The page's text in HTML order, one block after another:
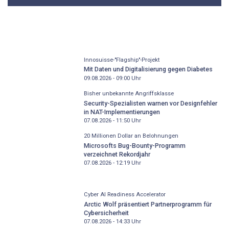
Innosuisse-"Flagship"-Projekt
Mit Daten und Digitalisierung gegen Diabetes
09.08.2026 - 09:00Uhr
Bisher unbekannte Angriffsklasse
Security-Spezialisten warnen vor Designfehler
in NAT-Implementierungen
07.08.2026 - 11:50Uhr
20 Millionen Dollar an Belohnungen
Microsofts Bug-Bounty-Programm
verzeichnet Rekordjahr
07.08.2026 - 12:19Uhr
Cyber AI Readiness Accelerator
Arctic Wolf präsentiert Partnerprogramm für
Cybersicherheit
07.08.2026 - 14:33Uhr